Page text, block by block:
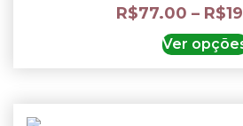
R$77.00 – R$
Ver